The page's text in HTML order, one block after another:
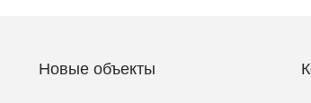
Новые объекты